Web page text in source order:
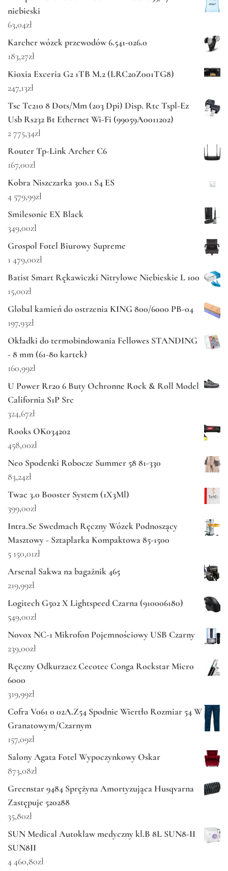
niebieski
63,04zł
Karcher wózek przewodów 6.541-026.0
183,27zł
Kioxia Exceria G2 1TB M.2 (LRC20Z001TG8)
247,13zł
Tsc Tc210 8 Dots/Mm (203 Dpi) Disp. Rtc Tspl-Ez
Usb Rs232 Bt Ethernet Wi-Fi (99059A0011202)
2 775,34zł
Router Tp-Link Archer C6
167,00zł
Kobra Niszczarka 300.1 S4 ES
4 579,99zł
Smilesonic EX Black
349,00zł
Grospol Fotel Biurowy Supreme
1 479,00zł
Batist Smart Rękawiczki Nitrylowe Niebieskie L 100
15,00zł
Global kamień do ostrzenia KING 800/6000 PB-04
197,93zł
Okładki do termobindowania Fellowes STANDING
- 8 mm (61-80 kartek)
160,99zł
U Power Rr20 6 Buty Ochronne Rock & Roll Model
California S1P Src
324,67zł
Rooks OK034202
458,00zł
Neo Spodenki Robocze Summer 58 81-330
83,24zł
Twac 3.0 Booster System (1X3Ml)
399,00zł
Intra.Se Swedmach Ręczny Wózek Podnoszący
Masztowy - Sztaplarka Kompaktowa 85-1500
5 150,01zł
Arsenal Sakwa na bagażnik 465
219,99zł
Logitech G502 X Lightspeed Czarna (910006180)
549,00zł
Novox NC-1 Mikrofon Pojemnościowy USB Czarny
239,00zł
Ręczny Odkurzacz Cecotec Conga Rockstar Micro
6000
319,99zł
Cofra V061 0 02A.Z54 Spodnie Wiertło Rozmiar 54 W
Granatowym/Czarnym
157,09zł
Salony Agata Fotel Wypoczynkowy Oskar
873,08zł
Greenstar 9484 Sprężyna Amortyzująca Husqvarna
Zastępuje 520288
35,80zł
SUN Medical Autoklaw medyczny kl.B 8L SUN8-II
SUN8II
4 460,80zł